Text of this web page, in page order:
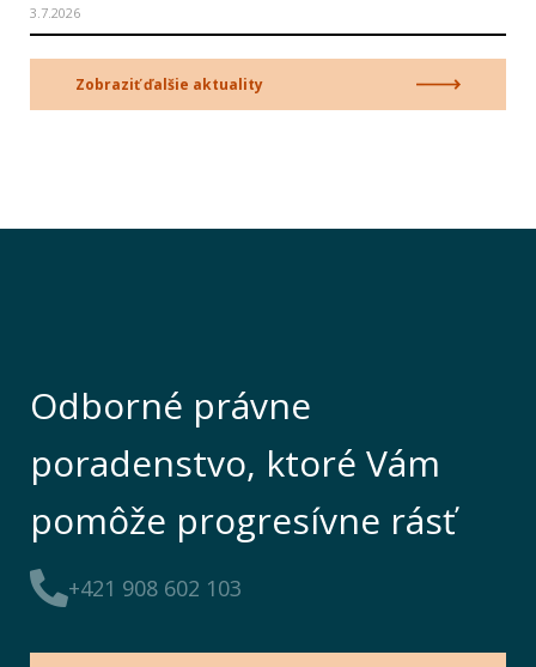
3.7.2026
Zobraziť ďalšie aktuality
Odborné právne
poradenstvo, ktoré Vám
pomôže progresívne rásť
+421 908 602 103